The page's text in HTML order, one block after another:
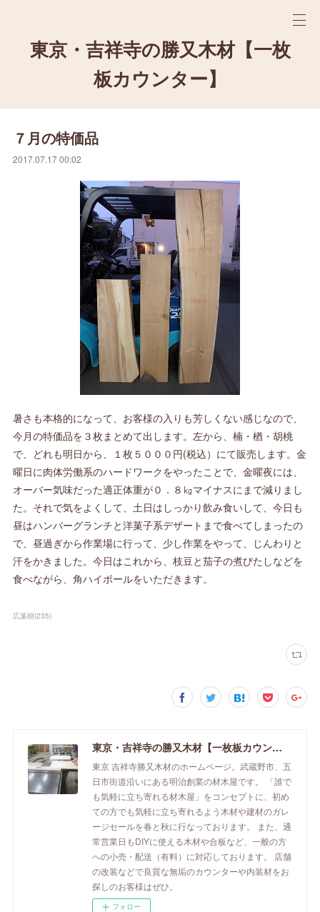
東京・吉祥寺の勝又木材【一枚
板カウンター】
７月の特価品
2017.07.17 00:02
暑さも本格的になって、お客様の入りも芳しくない感じなので、
今月の特価品を３枚まとめて出します。左から、楠・楢・胡桃
で、どれも明日から、１枚５０００円(税込）にて販売します。金
曜日に肉体労働系のハードワークをやったことで、金曜夜には、
オーバー気味だった適正体重が０．８㎏マイナスにまで減りまし
た。それで気をよくして、土日はしっかり飲み食いして、今日も
昼はハンバーグランチと洋菓子系デザートまで食べてしまったの
で、昼過ぎから作業場に行って、少し作業をやって、じんわりと
汗をかきました。今日はこれから、枝豆と茄子の煮びたしなどを
食べながら、角ハイボールをいただきます。
広葉樹(235)
東京・吉祥寺の勝又木材【一枚板カウンター】
東京 吉祥寺勝又木材のホームページ。武蔵野市、五
日市街道沿いにある明治創業の材木屋です。 「誰で
も気軽に立ち寄れる材木屋」をコンセプトに、初め
ての方でも気軽に立ち寄れるよう木材や建材のガレ
ージセールを春と秋に行なっております。 また、通
常営業日もDIYに使える木材や合板など、一般の方
への小売・配送（有料）に対応しております。 店舗
の改装などで良質な無垢のカウンターや内装材をお
探しのお客様はぜひ。
フォロー